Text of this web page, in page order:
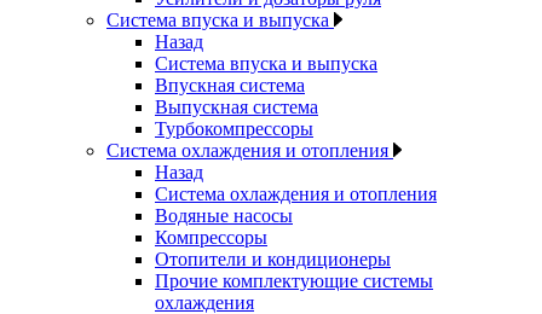
Система впуска и выпуска
Назад
Система впуска и выпуска
Впускная система
Выпускная система
Турбокомпрессоры
Система охлаждения и отопления
Назад
Система охлаждения и отопления
Водяные насосы
Компрессоры
Отопители и кондиционеры
Прочие комплектующие системы
охлаждения